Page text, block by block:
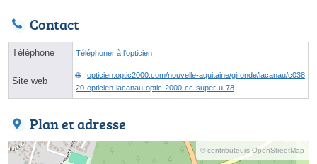
Contact
Téléphone Téléphoner à l'opticien
Site web
opticien.optic2000.com/nouvelle-aquitaine/gironde/lacanau/c038
20-opticien-lacanau-optic-2000-cc-super-u-78
Plan et adresse
© contributeurs OpenStreetMap